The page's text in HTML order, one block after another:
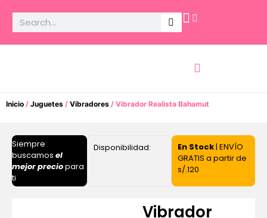
Inicio / Juguetes / Vibradores / Vibrador Realista Bahamut
Siempre
buscamos el
mejor preciopara
ti
Disponibilidad: En Stock| ENVÍO
GRATIS a partir de
s/.120
Vibrador